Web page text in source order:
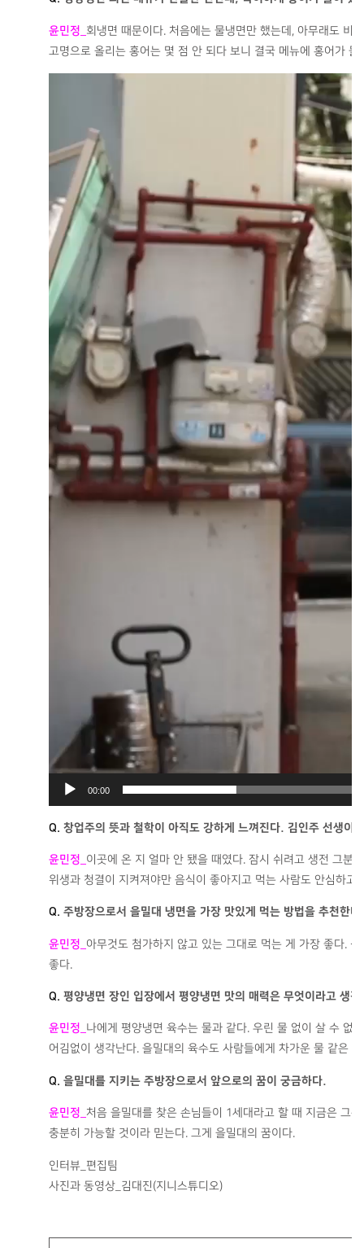
윤민정 회냉면 때문이다. 처음에는 물냉면만 했는데, 아무래도 비
고명으로 올리는 홍어는 몇 점 안 되다 보니 결국 메뉴에 홍어가
00:00
Q. 창업주의 뜻과 철학이 아직도 강하게 느껴진다. 김인주 선생이
윤민정 이곳에 온 지 얼마 안 됐을 때였다. 잠시 쉬려고 생전 그분
위생과 청결이 지켜져야만 음식이 좋아지고 먹는 사람도 안심하
Q. 주방장으로서 을밀대 냉면을 가장 맛있게 먹는 방법을 추천한다
윤민정 아무것도 첨가하지 않고 있는 그대로 먹는 게 가장 좋다.
좋다.
Q. 평양냉면 장인 입장에서 평양냉면 맛의 매력은 무엇이라고 생각
윤민정 나에게 평양냉면 육수는 물과 같다. 우린 물 없이 살 수 없
어김없이 생각난다. 을밀대의 육수도 사람들에게 차가운 물 같은
Q. 을밀대를 지키는 주방장으로서 앞으로의 꿈이 궁금하다.
윤민정 처음 을밀대를 찾은 손님들이 1세대라고 할 때 지금은 그
충분히 가능할 것이라 믿는다. 그게 을밀대의 꿈이다.
인터뷰_편집팀
사진과 동영상_김대진(지니스튜디오)